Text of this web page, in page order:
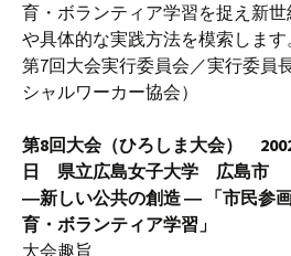
育・ボランティア学習を捉え新
や具体的な実践方法を模索します
第7回大会実行委員会／実行委員
シャルワーカー協会）
第8回大会（ひろしま大会）
日 県立広島女子大学 広島市
―新しい公共の創造 ― 「市民参
育・ボランティア学習」
大会趣旨